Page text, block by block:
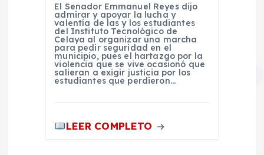
El Senador Emmanuel Reyes dijo
admirar y apoyar la lucha y
valentía de las y los estudiantes
del Instituto Tecnológico de
Celaya al organizar una marcha
para pedir seguridad en el
municipio, pues el hartazgo por la
violencia que se vive ocasionó que
salieran a exigir justicia por los
estudiantes que perdieron…
LEER COMPLETO